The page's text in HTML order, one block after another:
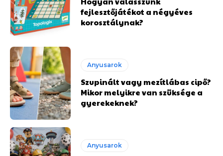
fejlesztőjátékot a négyéves
korosztálynak?
Anyusarok
Szupinált vagy mezítlábas cipő?
Mikor melyikre van szüksége a
gyerekeknek?
Anyusarok